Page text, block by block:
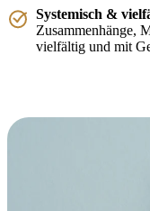
Systemisch &
Zusammenhänge,
vielfältig und mit